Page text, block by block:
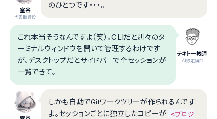
室谷
代表取締役
のひとつです・・・。
テキトー教師
.AI認定講師
これ本当そうなんですよ（笑）。CLIだと別々のタ
ーミナルウィンドウを開いて管理するわけです
が、デスクトップだとサイドバーで全セッションが
一覧できて。
しかも自動でGitワークツリーが作られるんです
よ。セッションごとに独立したコピーが
<プロジ